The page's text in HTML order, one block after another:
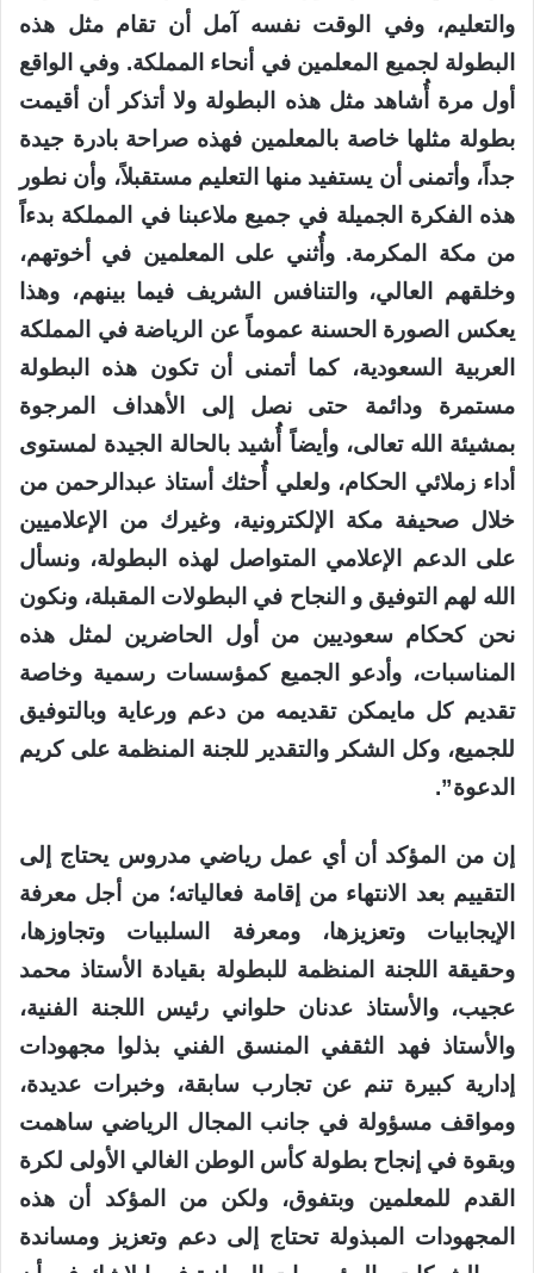
والتعليم، وفي الوقت نفسه آمل أن تقام مثل هذه
البطولة لجميع المعلمين في أنحاء المملكة. وفي الواقع
أول مرة أُشاهد مثل هذه البطولة ولا أتذكر أن أقيمت
بطولة مثلها خاصة بالمعلمين فهذه صراحة بادرة جيدة
جداً، وأتمنى أن يستفيد منها التعليم مستقبلاً، وأن نطور
هذه الفكرة الجميلة في جميع ملاعبنا في المملكة بدءاً
من مكة المكرمة. وأُثني على المعلمين في أخوتهم،
وخلقهم العالي، والتنافس الشريف فيما بينهم، وهذا
يعكس الصورة الحسنة عموماً عن الرياضة في المملكة
العربية السعودية، كما أتمنى أن تكون هذه البطولة
مستمرة ودائمة حتى نصل إلى الأهداف المرجوة
بمشيئة الله تعالى، وأيضاً أُشيد بالحالة الجيدة لمستوى
أداء زملائي الحكام، ولعلي أُحثك أستاذ عبدالرحمن من
خلال صحيفة مكة الإلكترونية، وغيرك من الإعلاميين
على الدعم الإعلامي المتواصل لهذه البطولة، ونسأل
الله لهم التوفيق و النجاح في البطولات المقبلة، ونكون
نحن كحكام سعوديين من أول الحاضرين لمثل هذه
المناسبات، وأدعو الجميع كمؤسسات رسمية وخاصة
تقديم كل مايمكن تقديمه من دعم ورعاية وبالتوفيق
للجميع، وكل الشكر والتقدير للجنة المنظمة على كريم
الدعوة”.
إن من المؤكد أن أي عمل رياضي مدروس يحتاج إلى
التقييم بعد الانتهاء من إقامة فعالياته؛ من أجل معرفة
الإيجابيات وتعزيزها، ومعرفة السلبيات وتجاوزها،
وحقيقة اللجنة المنظمة للبطولة بقيادة الأستاذ محمد
عجيب، والأستاذ عدنان حلواني رئيس اللجنة الفنية،
والأستاذ فهد الثقفي المنسق الفني بذلوا مجهودات
إدارية كبيرة تنم عن تجارب سابقة، وخبرات عديدة،
ومواقف مسؤولة في جانب المجال الرياضي ساهمت
وبقوة في إنجاح بطولة كأس الوطن الغالي الأولى لكرة
القدم للمعلمين وبتفوق، ولكن من المؤكد أن هذه
المجهودات المبذولة تحتاج إلى دعم وتعزيز ومساندة